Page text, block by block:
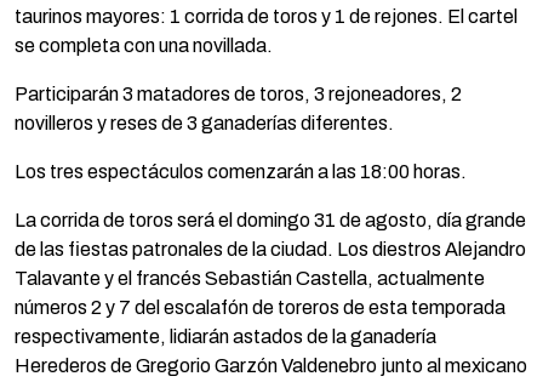
taurinos mayores: 1 corrida de toros y 1 de rejones. El cartel
se completa con una novillada.
Participarán 3 matadores de toros, 3 rejoneadores, 2
novilleros y reses de 3 ganaderías diferentes.
Los tres espectáculos comenzarán a las 18:00 horas.
La corrida de toros será el domingo 31 de agosto, día grande
de las fiestas patronales de la ciudad. Los diestros Alejandro
Talavante y el francés Sebastián Castella, actualmente
números 2 y 7 del escalafón de toreros de esta temporada
respectivamente, lidiarán astados de la ganadería
Herederos de Gregorio Garzón Valdenebro junto al mexicano